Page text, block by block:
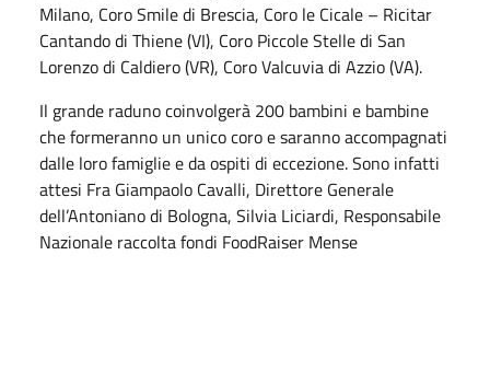
Milano, Coro Smile di Brescia, Coro le Cicale – Ricitar
Cantando di Thiene (VI), Coro Piccole Stelle di San
Lorenzo di Caldiero (VR), Coro Valcuvia di Azzio (VA).
Il grande raduno coinvolgerà 200 bambini e bambine
che formeranno un unico coro e saranno accompagnati
dalle loro famiglie e da ospiti di eccezione. Sono infatti
attesi Fra Giampaolo Cavalli, Direttore Generale
dell’Antoniano di Bologna, Silvia Liciardi, Responsabile
Nazionale raccolta fondi FoodRaiser Mense